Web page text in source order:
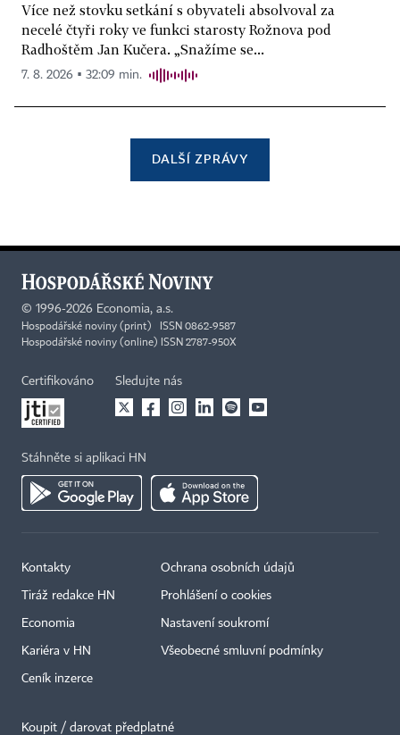
Více než stovku setkání s obyvateli absolvoval za
necelé čtyři roky ve funkci starosty Rožnova pod
Radhoštěm Jan Kučera. „Snažíme se...
7. 8. 2026 ▪ 32:09 min.
DALŠÍ ZPRÁVY
© 1996-2026 Economia, a.s.
Hospodářské noviny (print) ISSN 0862-9587
Hospodářské noviny (online) ISSN 2787-950X
Certifikováno Sledujte nás
Stáhněte si aplikaci HN
Kontakty
Tiráž redakce HN
Economia
Kariéra v HN
Ceník inzerce
Ochrana osobních údajů
Prohlášení o cookies
Nastavení soukromí
Všeobecné smluvní podmínky
Koupit / darovat předplatné